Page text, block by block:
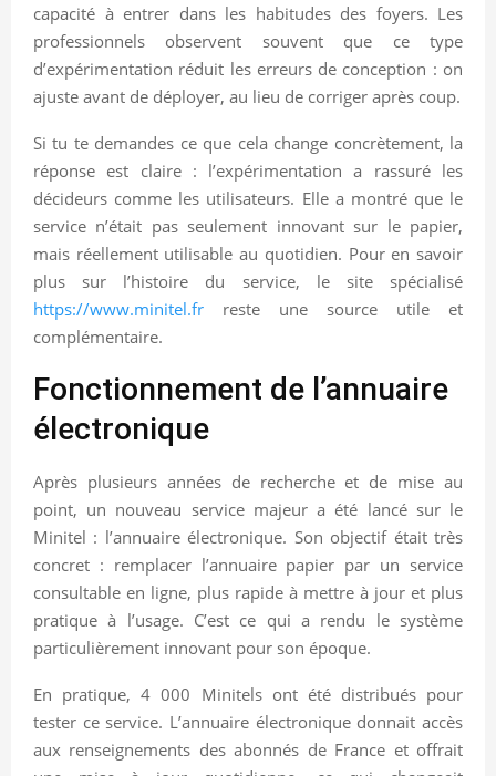
capacité à entrer dans les habitudes des foyers. Les
professionnels observent souvent que ce type
d’expérimentation réduit les erreurs de conception : on
ajuste avant de déployer, au lieu de corriger après coup.
Si tu te demandes ce que cela change concrètement, la
réponse est claire : l’expérimentation a rassuré les
décideurs comme les utilisateurs. Elle a montré que le
service n’était pas seulement innovant sur le papier,
mais réellement utilisable au quotidien. Pour en savoir
plus sur l’histoire du service, le site spécialisé
https://www.minitel.fr reste une source utile et
complémentaire.
Fonctionnement de l’annuaire
électronique
Après plusieurs années de recherche et de mise au
point, un nouveau service majeur a été lancé sur le
Minitel : l’annuaire électronique. Son objectif était très
concret : remplacer l’annuaire papier par un service
consultable en ligne, plus rapide à mettre à jour et plus
pratique à l’usage. C’est ce qui a rendu le système
particulièrement innovant pour son époque.
En pratique, 4 000 Minitels ont été distribués pour
tester ce service. L’annuaire électronique donnait accès
aux renseignements des abonnés de France et offrait